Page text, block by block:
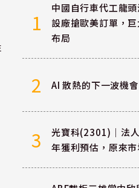
1
中國自行車代工龍
設廠搶歐美訂單，
布局
2 AI 散熱的下一波機
3
光寶科(2301)｜法
年獲利預估，原來